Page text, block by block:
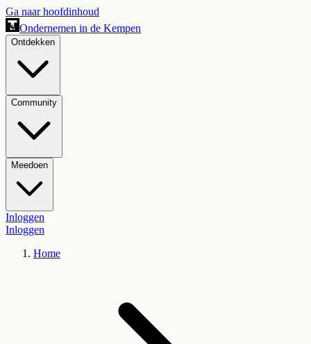
Ga naar hoofdinhoud
Ondernemen in de Kempen
Ontdekken
Community
Meedoen
Inloggen
Inloggen
Home